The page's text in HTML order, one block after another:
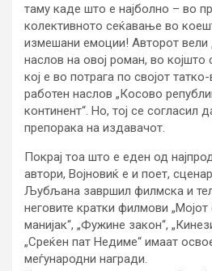
таму каде што е најболно – во
колективното сеќавање во
измешани емоции! Авторот вели
наслов на овој роман, во којшто
кој е во потрага по својот
работен наслов „Косово
континент“. Но, тој се согласил
препорака на издавачот.
Покрај тоа што е еден од
автори, Војновиќ е и поет,
Љубљана завршил филмска и
неговите кратки филмови „Мојот
манијак“, „Фужине закон“,
„Среќен пат Недиме“ имаат
меѓународни награди.